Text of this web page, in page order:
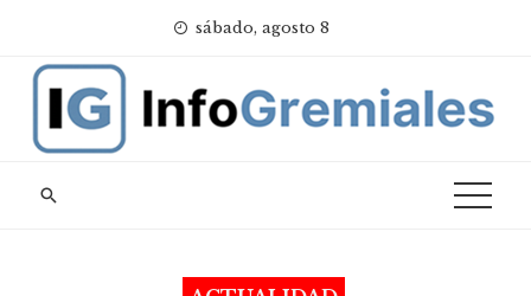
content
sábado, agosto 8